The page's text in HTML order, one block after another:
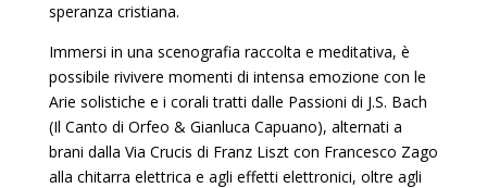
speranza cristiana.
Immersi in una scenografia raccolta e meditativa, è
possibile rivivere momenti di intensa emozione con le
Arie solistiche e i corali tratti dalle Passioni di J.S. Bach
(Il Canto di Orfeo & Gianluca Capuano), alternati a
brani dalla Via Crucis di Franz Liszt con Francesco Zago
alla chitarra elettrica e agli effetti elettronici, oltre agli